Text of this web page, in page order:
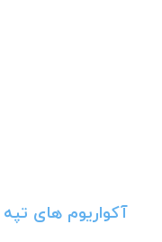
آکواریوم های